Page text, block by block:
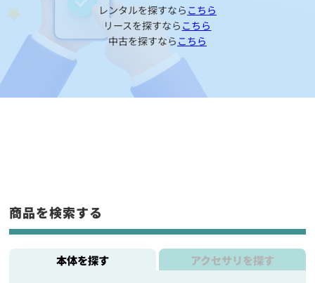
レンタルを探すなら こちら
リースを探すなら こちら
中古を探すなら こちら
商品を検索する
本体を探す アクセサリを探す